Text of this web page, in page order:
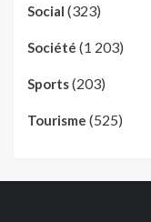
Social (323)
Société (1 203)
Sports(203)
Tourisme (525)